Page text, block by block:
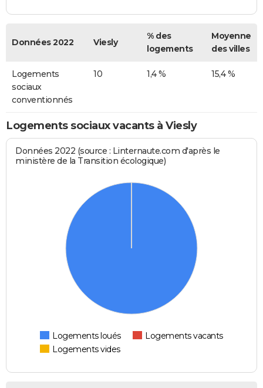
Données 2022 Viesly
% des
logements
Moyenne
des villes
Logements
sociaux
conventionnés
10 1,4 % 15,4 %
Logements sociaux vacants à Viesly
Données 2022 (source : Linternaute.com d'après le
ministère de la Transition écologique)
Logements loués
Logements vacants
Logements vides